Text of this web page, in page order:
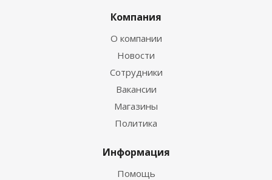
Компания
О компании
Новости
Сотрудники
Вакансии
Магазины
Политика
Информация
Помощь